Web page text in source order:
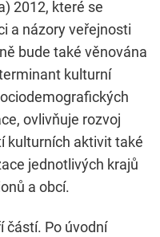
2012, které se
a názory veřejnosti
bude také věnována
kulturní
ovlivňuje rozvoj
kulturních aktivit také
jednotlivých krajů
a obcí.
částí. Po úvodní